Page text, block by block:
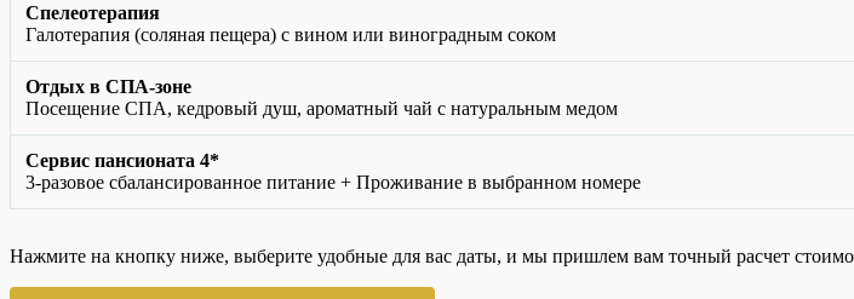
Спелеотерапия
Галотерапия (соляная пещера) с вином или виноградным соком
Отдых в СПА-зоне
Посещение СПА, кедровый душ, ароматный чай с натуральным медом
Сервис пансионата 4*
3-разовое сбалансированное питание + Проживание в выбранном номере
Нажмите на кнопку ниже, выберите удобные для вас даты, и мы пришлем вам точный расчет